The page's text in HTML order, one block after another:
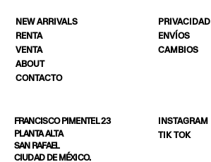
NEW ARRIVALS
RENTA
VENTA
ABOUT
CONTACTO
PRIVACIDAD
ENVÍOS
CAMBIOS
FRANCISCO PIMENTEL 23
PLANTA ALTA
SAN RAFAEL
CIUDAD DE MÉXICO.
INSTAGRAM
TIK TOK